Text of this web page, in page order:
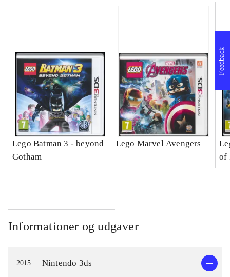
Lego Batman 3 - beyond
Gotham
Lego Marvel Avengers
of
Informationer og udgaver
2015 Nintendo 3ds
Feedback